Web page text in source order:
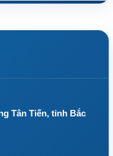
Tân Tiến, tỉnh Bắc